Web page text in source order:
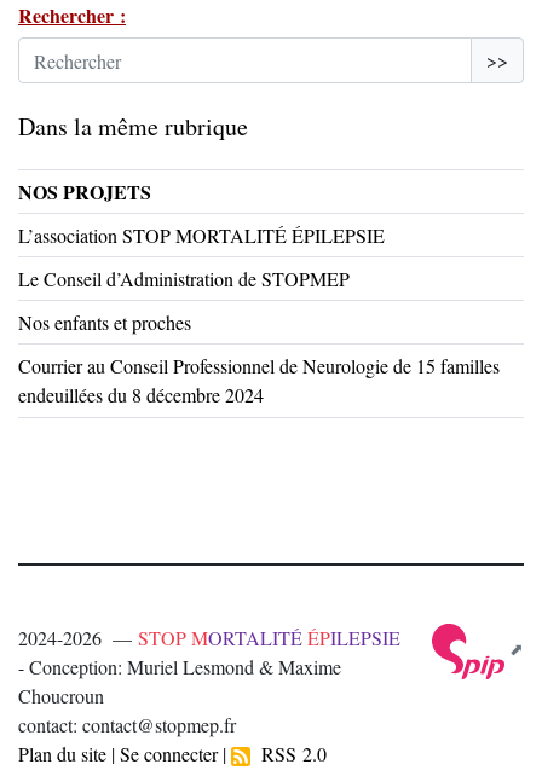
Rechercher :
>>
Dans la même rubrique
NOS PROJETS
L’association STOP MORTALITÉ ÉPILEPSIE
Le Conseil d’Administration de STOPMEP
Nos enfants et proches
Courrier au Conseil Professionnel de Neurologie de 15 familles
endeuillées du 8 décembre 2024
2024-2026 — STOP MORTALITÉÉPILEPSIE
- Conception: Muriel Lesmond & Maxime
Choucroun
contact: contact@stopmep.fr
Plan du site |Se connecter| RSS 2.0